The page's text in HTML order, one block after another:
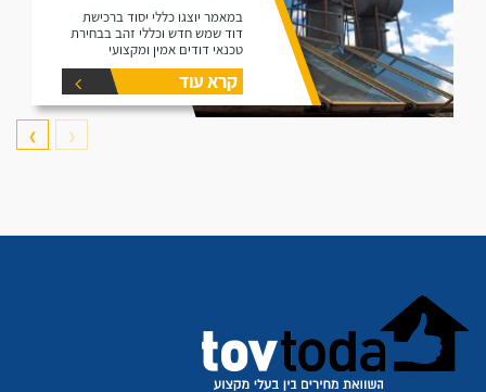
במאמר יוצגו כללי יסוד ברכישת
דוד שמש חדש וכללי זהב בבחירת
טכנאי דודים אמין ומקצועי
קרא עוד
❮
❯